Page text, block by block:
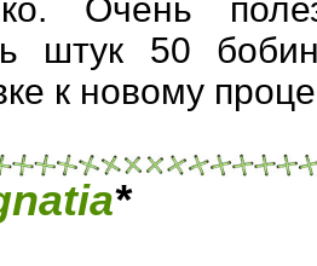
Очень
штук 50
к новому
*